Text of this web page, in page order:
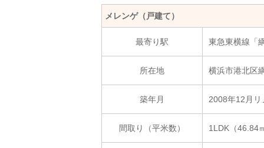
メレンゲ（戸建て）
最寄り駅 東急東横線「
所在地 横浜市港北区
築年月 2008年12月
間取り（平米数） 1LDK（46.84